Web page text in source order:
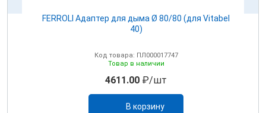
FERROLI Адаптер для дыма Ø 80/80 (для Vitabel
40)
Код товара: ПЛ000017747
Товар в наличии
4611.00 ₽/шт
В корзину